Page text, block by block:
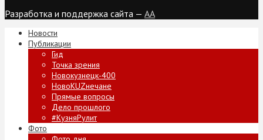
Разработка и поддержка сайта — AA
Новости
Публикации
Гид
Точка зрения
Новокузнецк-400
НовоKUZнечане
Прямые вопросы
Дело прошлого
#КузняРулит
Фото